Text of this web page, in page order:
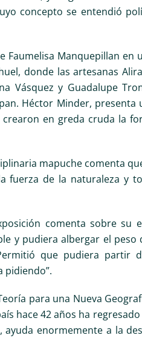
concepto se entendió
Manquepillan en
donde las artesanas
Vásquez y Guadalupe
Héctor Minder, presenta
en greda cruda la
mapuche comenta
fuerza de la naturaleza y
comenta sobre su
y pudiera albergar el peso
que pudiera partir
pidiendo”.
para una Nueva
hace 42 años ha
enormemente a la